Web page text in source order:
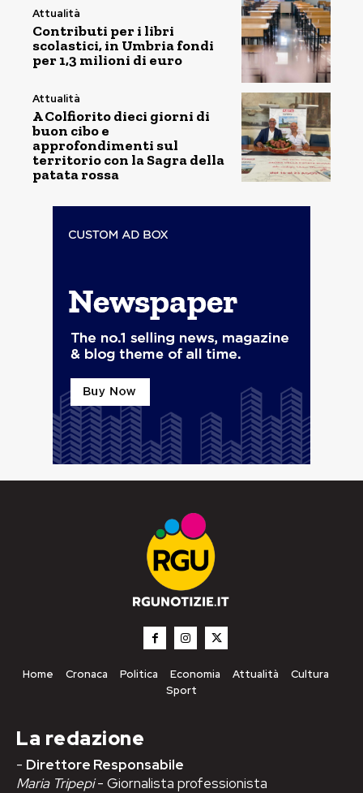
Attualità
Contributi per i libri
scolastici, in Umbria fondi
per 1,3 milioni di euro
Attualità
A Colfiorito dieci giorni di
buon cibo e
approfondimenti sul
territorio con la Sagra della
patata rossa
Home Cronaca Politica Economia Attualità
Cultura
Sport
La redazione
- Direttore Responsabile
Maria Tripepi- Giornalista professionista